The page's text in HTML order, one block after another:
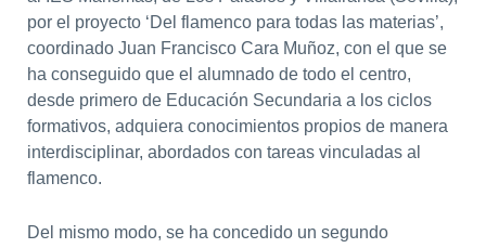
por el proyecto ‘Del flamenco para todas las materias’,
coordinado Juan Francisco Cara Muñoz, con el que se
ha conseguido que el alumnado de todo el centro,
desde primero de Educación Secundaria a los ciclos
formativos, adquiera conocimientos propios de manera
interdisciplinar, abordados con tareas vinculadas al
flamenco.
Del mismo modo, se ha concedido un segundo